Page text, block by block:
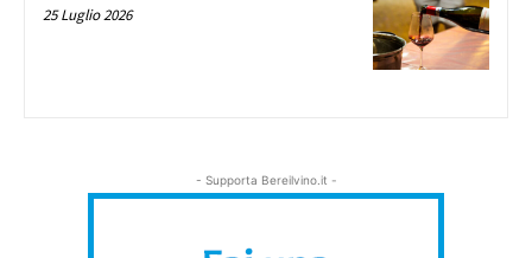
25 Luglio 2026
- Supporta Bereilvino.it -